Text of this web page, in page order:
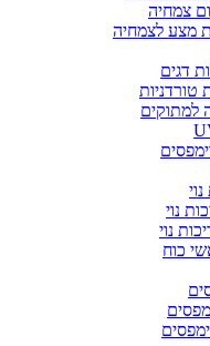
צמחיה
מצע לצמחיה
דגים
טורדניות
למתוקים
נוי
נוי
כוח